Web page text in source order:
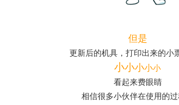
但是
更新后的机具，打印出来的小
小小小小小
看起来费眼睛
相信很多小伙伴在使用的过